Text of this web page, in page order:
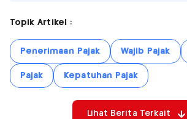
Topik Artikel :
Penerimaan Pajak Wajib Pajak
Pajak Kepatuhan Pajak
Lihat Berita Terkait